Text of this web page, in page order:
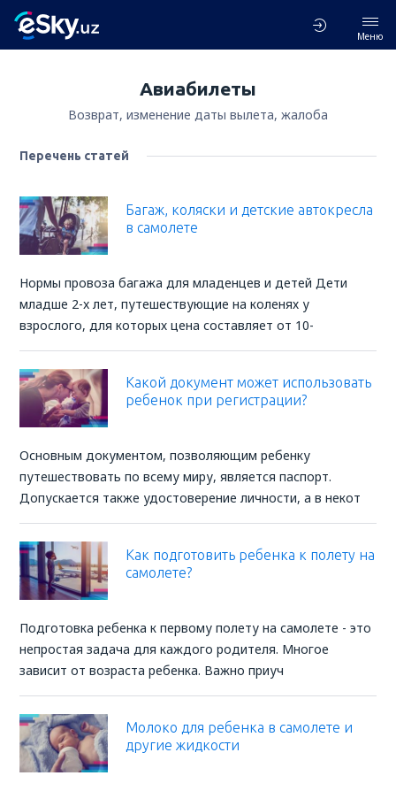
Меню
Авиабилеты
Возврат, изменение даты вылета, жалоба
Перечень статей
Багаж, коляски и детские автокресла
в самолете
Нормы провоза багажа для младенцев и детей Дети
младше 2-x лет, путешествующие на коленях у
взрослого, для которых цена составляет от 10-
Какой документ может использовать
ребенок при регистрации?
Основным документом, позволяющим ребенку
путешествовать по всему миру, является паспорт.
Допускается также удостоверение личности, а в некот
Как подготовить ребенка к полету на
самолете?
Подготовка ребенка к первому полету на самолете - это
непростая задача для каждого родителя. Многое
зависит от возраста ребенка. Важно приуч
Молоко для ребенка в самолете и
другие жидкости